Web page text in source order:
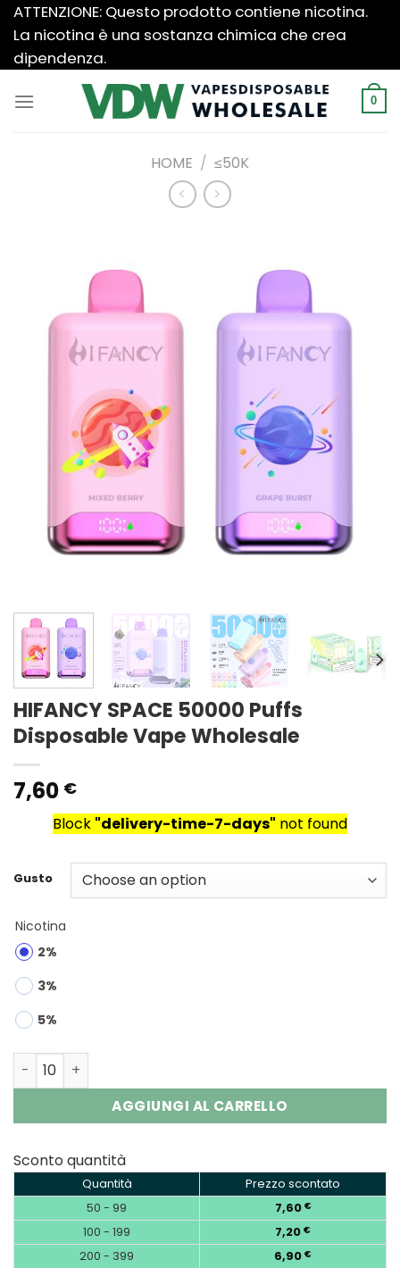
Salta
contenuti
ATTENZIONE: Questo prodotto contiene nicotina.
La nicotina è una sostanza chimica che crea
dipendenza.
0
HOME / ≤50K
HIFANCY SPACE 50000 Puffs
Disposable Vape Wholesale
7,60 €
Block "delivery-time-7-days" not found
Gusto
Nicotina
2%
3%
5%
HIFANCY SPACE 50000 Puffs Disposable Vape
AGGIUNGI AL CARRELLO
Sconto quantità
Quantità
Prezzo scontato
50 - 99
7,60 €
100 - 199 7,20 €
200 - 399 6,90 €